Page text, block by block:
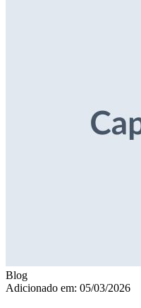
Blog
Adicionado em: 05/03/2026